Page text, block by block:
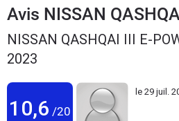
Essais
Guide
d'achat
Avis NISSAN
NISSAN QASHQAI III E-
2023
10,6 /20
le 29 juil.